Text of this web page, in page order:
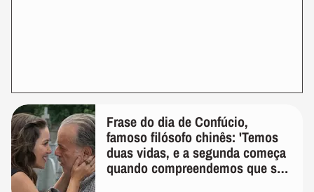
Frase do dia de Confúcio,
famoso filósofo chinês: 'Temos
duas vidas, e a segunda começa
quando compreendemos que só